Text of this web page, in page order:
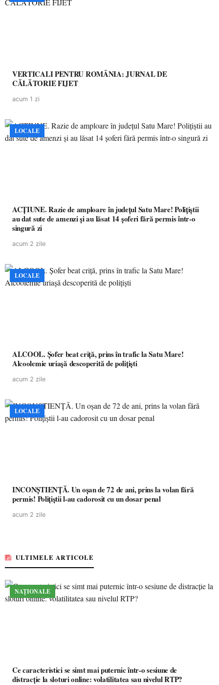
VERTICALI PENTRU ROMÂNIA: JURNAL DE
CĂLĂTORIE FIJET
acum 1 zi
LOCALE
ACȚIUNE. Razie de amploare în județul Satu Mare! Polițiștii
au dat sute de amenzi și au lăsat 14 șoferi fără permis într-o
singură zi
acum 2 zile
LOCALE
ALCOOL. Șofer beat criță, prins în trafic la Satu Mare!
Alcoolemie uriașă descoperită de polițiști
acum 2 zile
LOCALE
INCONȘTIENȚĂ. Un oșan de 72 de ani, prins la volan fără
permis! Polițiștii l-au cadorosit cu un dosar penal
acum 2 zile
ULTIMELE ARTICOLE
NAȚIONALE
Ce caracteristici se simt mai puternic într-o sesiune de
distracție la sloturi online: volatilitatea sau nivelul RTP?